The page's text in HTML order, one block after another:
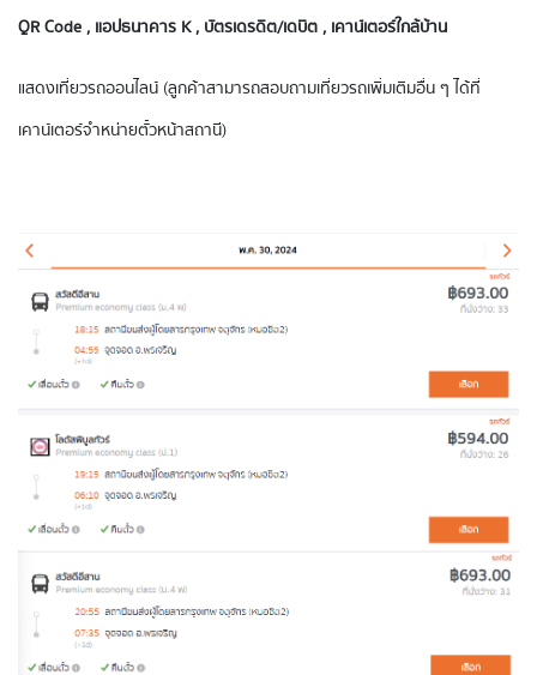
QR Code , แอปธนาคาร K , บัตรเดรดิต/เดบิต , เคาน์เตอร์ใกล้บ้าน
แสดงเที่ยวรถออนไลน์ (ลูกค้าสามารถสอบถามเที่ยวรถเพิ่มเติมอื่น ๆ ได้ที่
เคาน์เตอร์จำหน่ายตั๋วหน้าสถานี)